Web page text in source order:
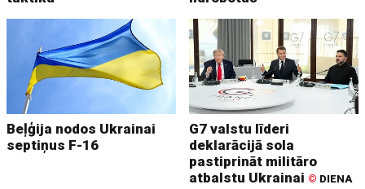
Beļģija nodos Ukrainai
septiņus F-16
G7 valstu līderi
deklarācijā sola
pastiprināt militāro
atbalstu Ukrainai © DIENA